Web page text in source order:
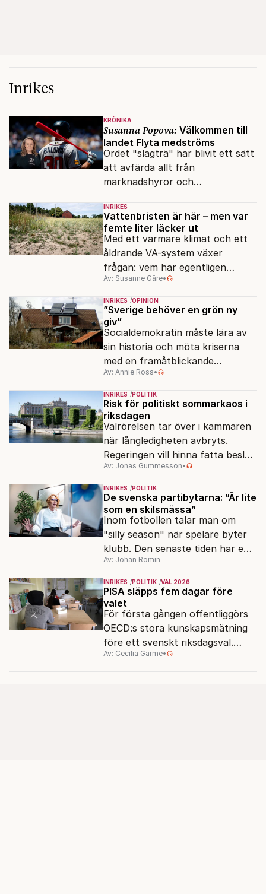
Inrikes
KRÖNIKA
Susanna Popova: Välkommen till
landet Flyta medströms
Ordet "slagträ" har blivit ett sätt
att avfärda allt från
marknadshyror och
om antisemitism.
INRIKES
Vattenbristen är här – men var
femte liter läcker ut
Med ett varmare klimat och ett
åldrande VA-system växer
frågan: vem har egentligen
ansvar för Sveriges
vattenresurser?
Av: Susanne Gäre•
INRIKES OPINION
”Sverige behöver en grön ny
giv”
Socialdemokratin måste lära av
sin historia och möta kriserna
med en framåtblickande
strukturpolitik för att göra
Sverige långsiktigt hållbart,
jämlikt och kriståligt.
Av: Annie Ross•
INRIKES POLITIK
Risk för politiskt sommarkaos i
riksdagen
Valrörelsen tar över i kammaren
när långledigheten avbryts.
Regeringen vill hinna fatta beslut
före valet – men oppositionen
ser sin chans att pressa
Tidösidan.
Av: Jonas Gummesson•
INRIKES POLITIK
De svenska partibytarna: ”Är lite
som en skilsmässa”
Inom fotbollen talar man om
"silly season" när spelare byter
klubb. Den senaste tiden har en
rad svenska politiker bytt parti –
men varför, och vad skiljer
partiernas interna kulturer åt?
Av: Johan Romin
INRIKES POLITIK VAL 2026
PISA släpps fem dagar före
valet
För första gången offentliggörs
OECD:s stora kunskapsmätning
före ett svenskt riksdagsval.
Resultatet kan ge skolfrågan ny
Av: Cecilia Garme•